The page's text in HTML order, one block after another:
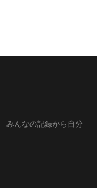
みんなの記録から自分